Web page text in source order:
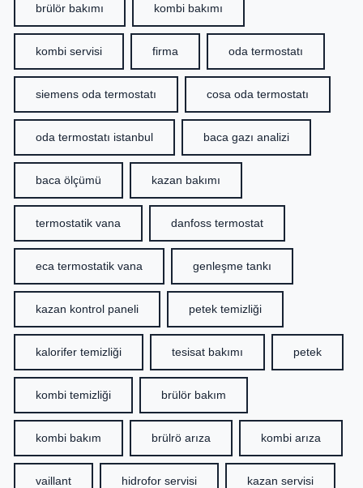
brülör bakımı kombi bakımı
kombi servisi firma oda termostatı
siemens oda termostatı cosa oda termostatı
oda termostatı istanbul baca gazı analizi
baca ölçümü kazan bakımı
termostatik vana danfoss termostat
eca termostatik vana genleşme tankı
kazan kontrol paneli petek temizliği
kalorifer temizliği tesisat bakımı petek
kombi temizliği brülör bakım
kombi bakım brülrö arıza kombi arıza
vaillant hidrofor servisi kazan servisi